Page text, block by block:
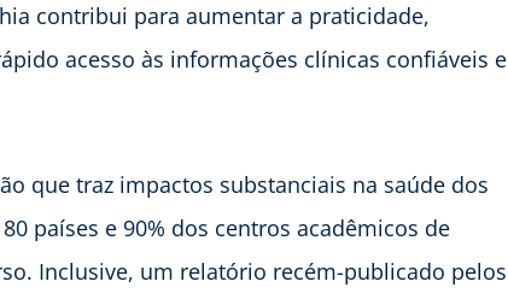
contribui para aumentar a praticidade,
acesso às informações clínicas confiáveis e
que traz impactos substanciais na saúde dos
países e 90% dos centros acadêmicos de
Inclusive, um relatório recém-publicado pelos